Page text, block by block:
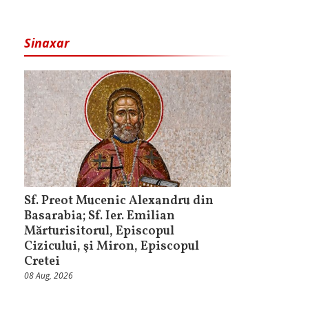
Sinaxar
Sf. Preot Mucenic Alexandru din
Basarabia; Sf. Ier. Emilian
Mărturisitorul, Episcopul
Cizicului, şi Miron, Episcopul
Cretei
08 Aug, 2026